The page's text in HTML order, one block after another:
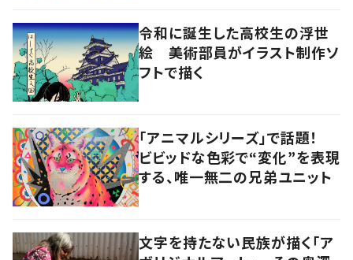
令和に誕生した高校生の浮世
絵 美術部員がイラスト制作ソ
フトで描く
「アニマルシリーズ」で話題！
ビビッドな色彩で“変化”を表現
する、唯一無二の兄弟ユニット
文字を持たない民族が描く「ア